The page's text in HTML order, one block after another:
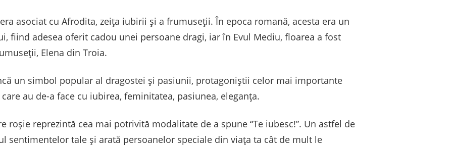
asociat cu Afrodita, zeița iubirii și a frumuseții. În epoca romană, acesta era un
fiind adesea oferit cadou unei persoane dragi, iar în Evul Mediu, floarea a fost
Elena din Troia.
un simbol popular al dragostei și pasiunii, protagoniștii celor mai importante
au de-a face cu iubirea, feminitatea, pasiunea, eleganța.
roșie reprezintă cea mai potrivită modalitate de a spune “Te iubesc!”. Un astfel de
sentimentelor tale și arată persoanelor speciale din viața ta cât de mult le